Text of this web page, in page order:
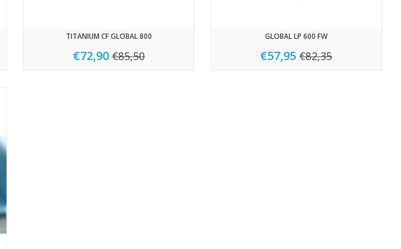
TITANIUM CF GLOBAL 800
€72,90 €85,50
GLOBAL LP 600 FW
€57,95 €82,35